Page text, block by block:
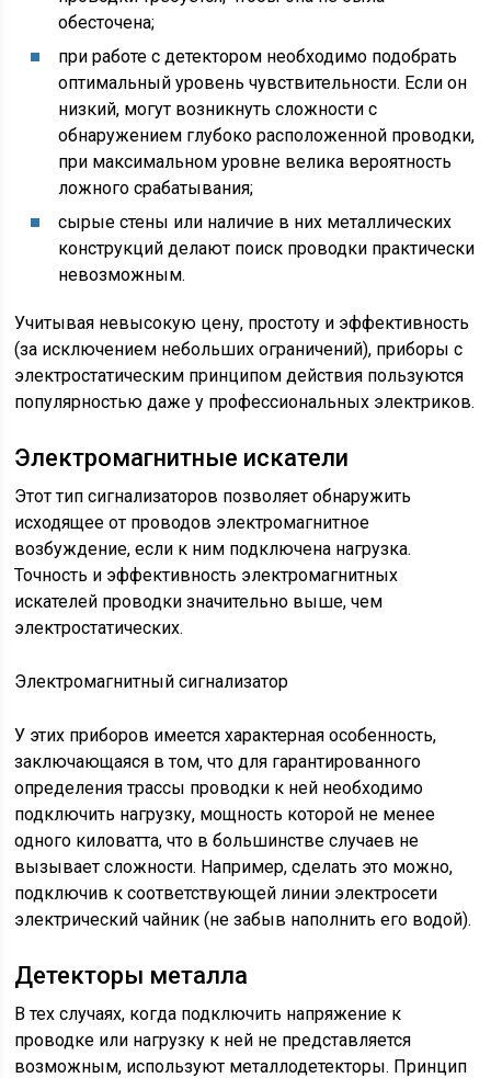
обесточена;
при работе с детектором необходимо подобрать
оптимальный уровень чувствительности. Если он
низкий, могут возникнуть сложности с
обнаружением глубоко расположенной проводки,
при максимальном уровне велика вероятность
ложного срабатывания;
сырые стены или наличие в них металлических
конструкций делают поиск проводки практически
невозможным.
Учитывая невысокую цену, простоту и эффективность
(за исключением небольших ограничений), приборы с
электростатическим принципом действия пользуются
популярностью даже у профессиональных электриков.
Электромагнитные искатели
Этот тип сигнализаторов позволяет обнаружить
исходящее от проводов электромагнитное
возбуждение, если к ним подключена нагрузка.
Точность и эффективность электромагнитных
искателей проводки значительно выше, чем
электростатических.
Электромагнитный сигнализатор
У этих приборов имеется характерная особенность,
заключающаяся в том, что для гарантированного
определения трассы проводки к ней необходимо
подключить нагрузку, мощность которой не менее
одного киловатта, что в большинстве случаев не
вызывает сложности. Например, сделать это можно,
подключив к соответствующей линии электросети
электрический чайник (не забыв наполнить его водой).
Детекторы металла
В тех случаях, когда подключить напряжение к
проводке или нагрузку к ней не представляется
возможным, используют металлодетекторы. Принцип